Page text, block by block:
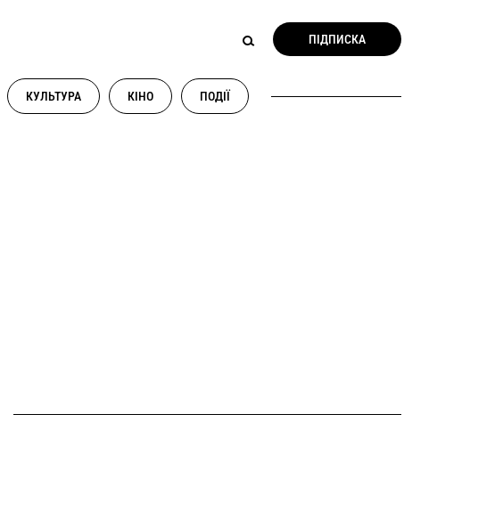
ПІДПИСКА
КУЛЬТУРА КІНО ПОДІЇ